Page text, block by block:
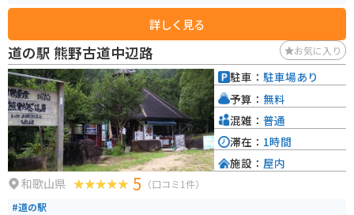
ングで走りやすく、道の駅のキャンプサイトの中にはバイク用のサイトもあ
詳しく見る
道の駅 熊野古道中辺路 お気に入り
和歌山県 5 （口コミ1件）
#道の駅
駐車： 駐車場あり
予算： 無料
混雑： 普通
滞在： 1時間
施設： 屋内